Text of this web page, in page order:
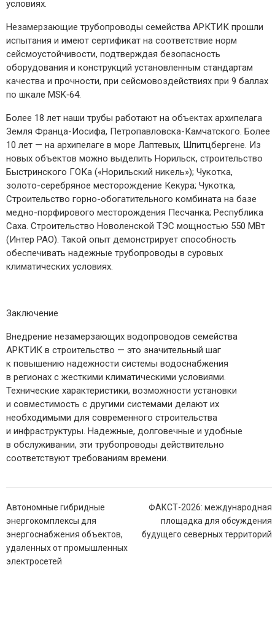
условиях.
Незамерзающие трубопроводы семейства АРКТИК прошли
испытания и имеют сертификат на соответствие норм
сейсмоустойчивости, подтверждая безопасность
оборудования и конструкций установленным стандартам
качества и прочности, при сейсмовоздействиях при 9 баллах
по шкале MSK‑64.
Более 18 лет наши трубы работают на объектах архипелага
Земля Франца-­Иосифа, Петропавловска-­Камчатского. Более
10 лет — ​на архипелаге в море Лаптевых, Шпитцбергене. Из
новых объектов можно выделить Норильск, строительство
Быстринского ГОКа («Норильский никель»); Чукотка,
золото-­серебряное месторождение Кекура; Чукотка,
Строительство горно-­обогатительного комбината на базе
медно-­порфирового месторождения Песчанка; Республика
Саха. Строительство Новоленской ТЭС мощностью 550 МВт
(Интер РАО). Такой опыт демонстрирует способность
обеспечивать надежные трубопроводы в суровых
климатических условиях.
Заключение
Внедрение незамерзающих водопроводов семейства
АРКТИК в строительство — ​это значительный шаг
к повышению надежности системы водоснабжения
в регионах с жесткими климатическими условиями.
Технические характеристики, возможности установки
и совместимость с другими системами делают их
необходимыми для современного строительства
и инфраструктуры. Надежные, долговечные и удобные
в обслуживании, эти трубопроводы действительно
соответствуют требованиям времени.
Навигация
по
записям
Автономные гибридные
энергокомплексы для
энергоснабжения объектов,
удаленных от промышленных
электросетей
ФАКСТ-2026: международная
площадка для обсуждения
будущего северных территорий